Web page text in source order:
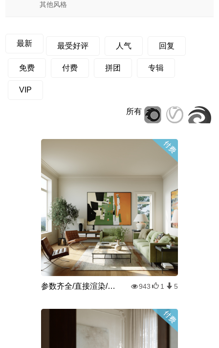
其他风格
最新 最受好评 人气 回复
免费 付费 拼团 专辑
VIP
所有
参数齐全/直接渲染/法式客厅 943 1 5